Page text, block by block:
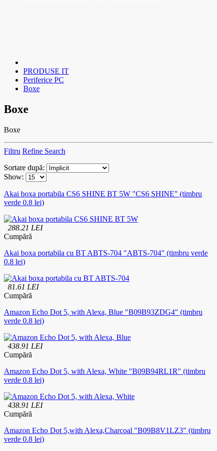
PRODUSE IT
Periferice PC
Boxe
Boxe
Boxe
Filtru Refine Search
Sortare după:
Show:
Akai boxa portabila CS6 SHINE BT 5W "CS6 SHINE" (timbru
verde 0.8 lei)
288.21 LEI
Cumpără
Akai boxa portabila cu BT ABTS-704 "ABTS-704" (timbru verde
0.8 lei)
81.61 LEI
Cumpără
Amazon Echo Dot 5, with Alexa, Blue "B09B93ZDG4" (timbru
verde 0.8 lei)
438.91 LEI
Cumpără
Amazon Echo Dot 5, with Alexa, White "B09B94RL1R" (timbru
verde 0.8 lei)
438.91 LEI
Cumpără
Amazon Echo Dot 5,with Alexa,Charcoal "B09B8V1LZ3" (timbru
verde 0.8 lei)